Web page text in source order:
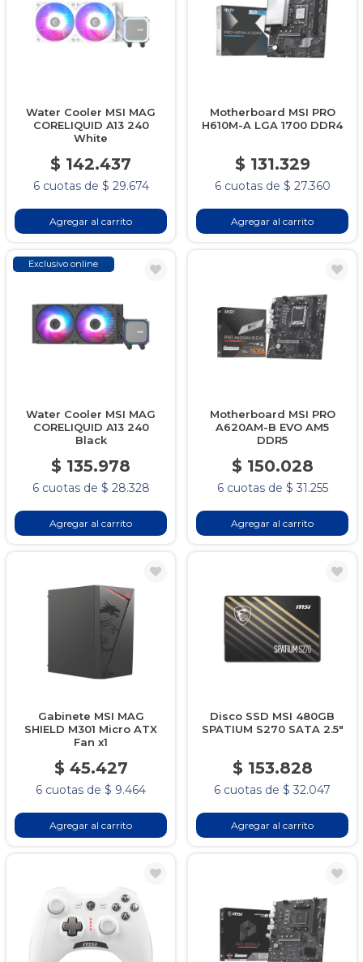
Water Cooler MSI MAG
CORELIQUID A13 240
White
$ 142.437
6 cuotas de $ 29.674
Agregar al carrito
Motherboard MSI PRO
H610M-A LGA 1700 DDR4
$ 131.329
6 cuotas de $ 27.360
Agregar al carrito
Exclusivo online
Water Cooler MSI MAG
CORELIQUID A13 240
Black
$ 135.978
6 cuotas de $ 28.328
Agregar al carrito
Motherboard MSI PRO
A620AM-B EVO AM5
DDR5
$ 150.028
6 cuotas de $ 31.255
Agregar al carrito
Gabinete MSI MAG
SHIELD M301 Micro ATX
Fan x1
$ 45.427
6 cuotas de $ 9.464
Agregar al carrito
Disco SSD MSI 480GB
SPATIUM S270 SATA 2.5"
$ 153.828
6 cuotas de $ 32.047
Agregar al carrito